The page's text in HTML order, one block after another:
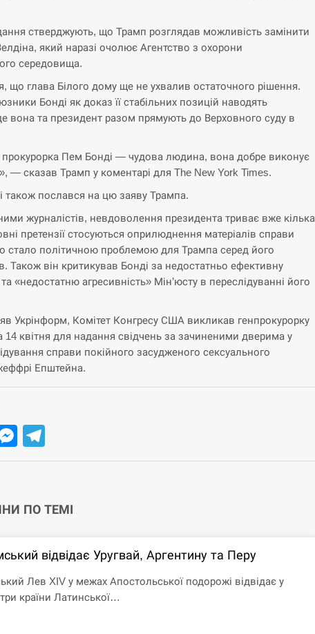
стверджують, що Трамп розглядав можливість замінити
який наразі очолює Агентство з охорони
середовища.
що глава Білого дому ще не ухвалив остаточного рішення.
Бонді як доказ її стабільних позицій наводять
вона та президент разом прямують до Верховного суду в
прокурорка Пем Бонді — чудова людина, вона добре виконує
— сказав Трамп у коментарі для The New York Times.
також послався на цю заяву Трампа.
журналістів, невдоволення президента триває вже кілька
претензії стосуються оприлюднення матеріалів справи
стало політичною проблемою для Трампа серед його
Також він критикував Бонді за недостатньо ефективну
«недостатню агресивність» Мін’юсту в переслідуванні його
Укрінформ, Комітет Конгресу США викликав генпрокурорку
14 квітня для надання свідчень за зачиненими дверима у
справи покійного засудженого сексуального
Епштейна.
Messenger
ПО ТЕМІ
відвідає Уругвай, Аргентину та Перу
Лев XIV у межах Апостольської подорожі відвідає у
країни Латинської…